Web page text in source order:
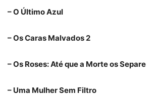
– O Último Azul
– Os Caras Malvados 2
– Os Roses: Até que a Morte os Separe
– Uma Mulher Sem Filtro